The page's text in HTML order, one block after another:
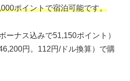
ポイントで宿泊可能です。
ーナス込みで51,150ポイント）
円。112円/ドル換算）で購